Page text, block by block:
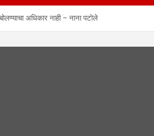
अधिकार नाही – नाना पटोले